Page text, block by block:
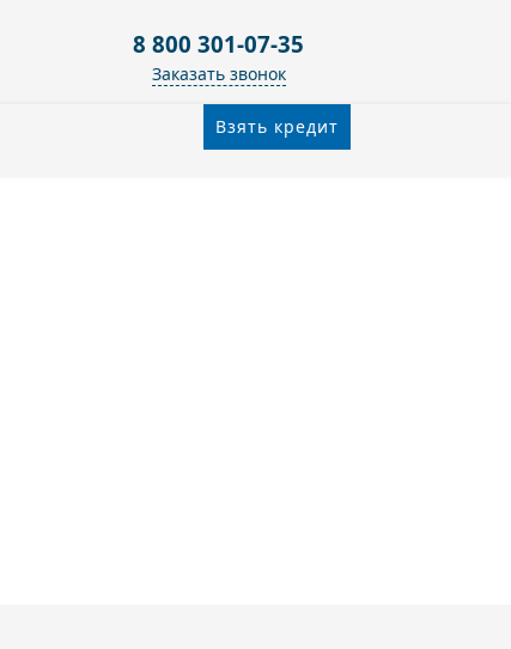
8 800 301-07-35
Заказать звонок
Взять кредит